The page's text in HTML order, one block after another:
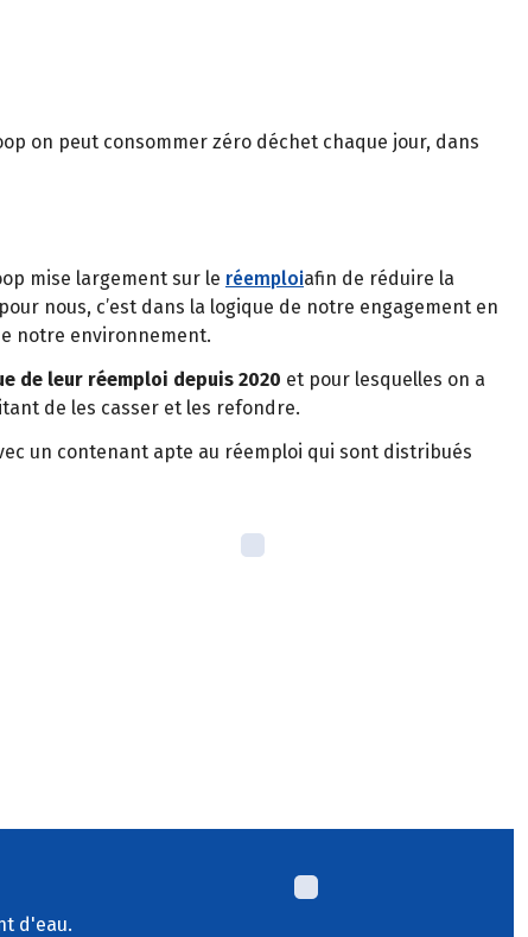
on peut consommer zéro déchet chaque jour, dans
mise largement sur le réemploiafin de réduire la
nous, c’est dans la logique de notre engagement en
notre environnement.
de leur réemploi depuis 2020 et pour lesquelles on a
de les casser et les refondre.
un contenant apte au réemploi qui sont distribués
d'eau.